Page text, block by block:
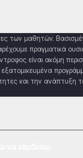
των μαθητών.
πραγματικά
είναι ακόμη
και την ανάπτυξη